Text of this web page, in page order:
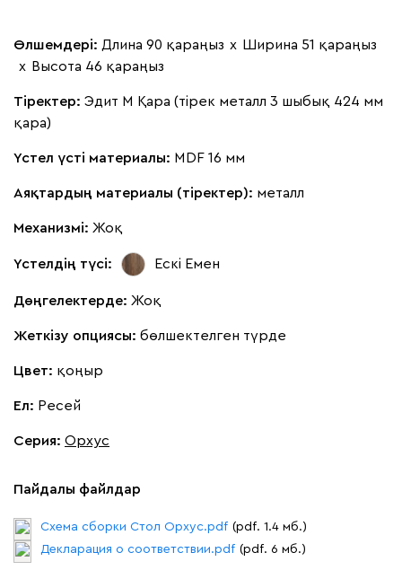
Өлшемдері: Длина 90 қараңыз х Ширина 51 қараңыз
х Высота 46 қараңыз
Тіректер: Эдит М Қара (тірек металл 3 шыбық 424 мм
қара)
Үстел үсті материалы: MDF 16 мм
Аяқтардың материалы (тіректер): металл
Механизмі: Жоқ
Үстелдің түсі: Ескі Емен
Дөңгелектерде: Жоқ
Жеткізу опциясы: бөлшектелген түрде
Цвет: қоңыр
Ел: Ресей
Серия: Орхус
Пайдалы файлдар
Схема сборки Стол Орхус.pdf (pdf. 1.4 мб.)
Декларация о соответствии.pdf (pdf. 6 мб.)